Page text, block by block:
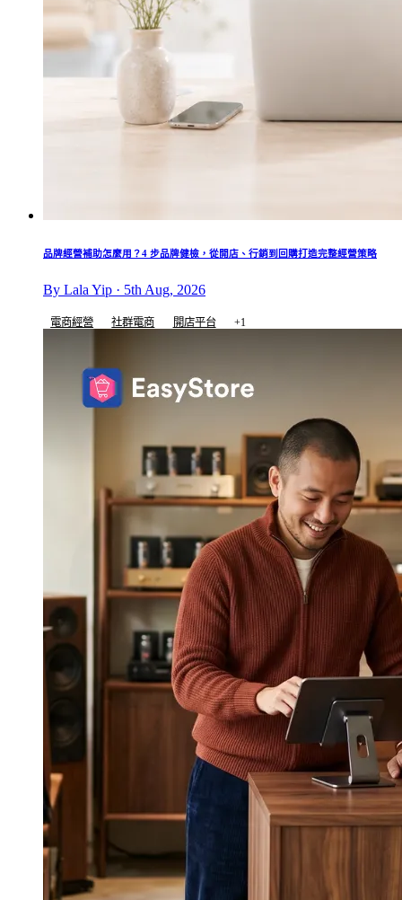
品牌經營補助怎麼用？4 步品牌健檢，從開店、行銷到回購打造完整經營策略
By Lala Yip · 5th Aug, 2026
電商經營 社群電商 開店平台 +1